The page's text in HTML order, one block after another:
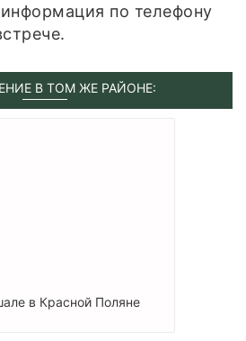
по телефону
В ТОМ ЖЕ РАЙОНЕ:
в Красной Поляне